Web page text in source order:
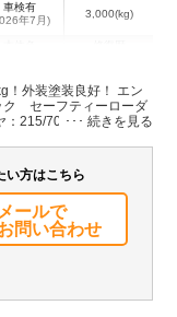
車検有
年7月)
3,000(kg)
無
バッグ
集中ドアロック
一部含む）
！外装塗装良好！ エン
ク セーフティーローダ
：215/70R17.5
い方はこちら
メールで
問い合わせ